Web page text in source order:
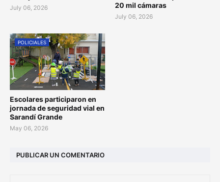
July 06, 2026
20 mil cámaras
July 06, 2026
POLICIALES
Escolares participaron en
jornada de seguridad vial en
Sarandí Grande
May 06, 2026
PUBLICAR UN COMENTARIO